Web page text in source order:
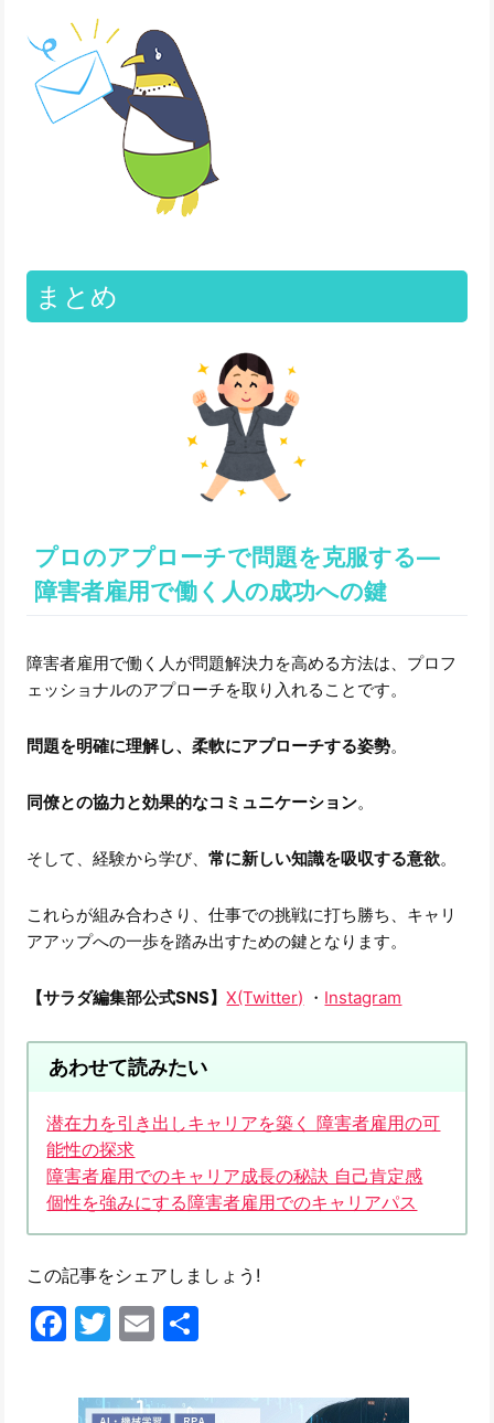
まとめ
プロのアプローチで問題を克服する―
障害者雇用で働く人の成功への鍵
障害者雇用で働く人が問題解決力を高める方法は、プロフ
ェッショナルのアプローチを取り入れることです。
問題を明確に理解し、柔軟にアプローチする姿勢。
同僚との協力と効果的なコミュニケーション。
そして、経験から学び、常に新しい知識を吸収する意欲。
これらが組み合わさり、仕事での挑戦に打ち勝ち、キャリ
アアップへの一歩を踏み出すための鍵となります。
【サラダ編集部公式SNS】X(Twitter) ・ Instagram
あわせて読みたい
潜在力を引き出しキャリアを築く 障害者雇用の可
能性の探求
障害者雇用でのキャリア成長の秘訣 自己肯定感
個性を強みにする障害者雇用でのキャリアパス
この記事をシェアしましょう!
Facebook
Twitter
Email